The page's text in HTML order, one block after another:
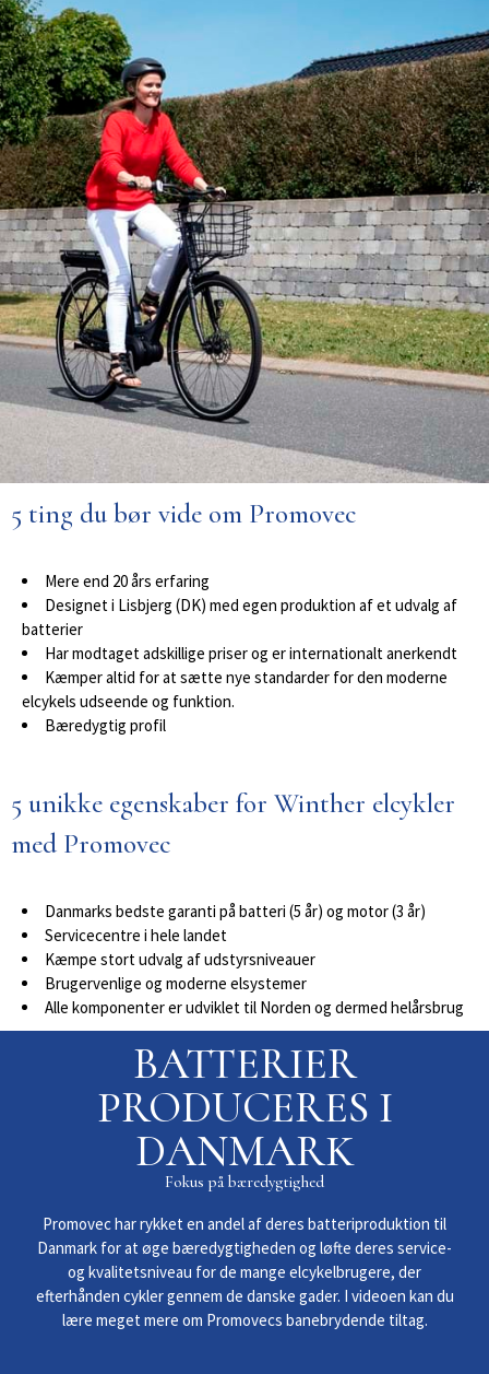
5 ting du bør vide om Promovec
Mere end 20 års erfaring
Designet i Lisbjerg (DK) med egen produktion af et udvalg af
batterier
Har modtaget adskillige priser og er internationalt anerkendt
Kæmper altid for at sætte nye standarder for den moderne
elcykels udseende og funktion.
Bæredygtig profil
5 unikke egenskaber for Winther elcykler
med Promovec
Danmarks bedste garanti på batteri (5 år) og motor (3 år)
Servicecentre i hele landet
Kæmpe stort udvalg af udstyrsniveauer
Brugervenlige og moderne elsystemer
Alle komponenter er udviklet til Norden og dermed helårsbrug
BATTERIER
PRODUCERES I
DANMARK
Fokus på bæredygtighed
Promovec har rykket en andel af deres batteriproduktion til
Danmark for at øge bæredygtigheden og løfte deres service-
og kvalitetsniveau for de mange elcykelbrugere, der
efterhånden cykler gennem de danske gader. I videoen kan du
lære meget mere om Promovecs banebrydende tiltag.